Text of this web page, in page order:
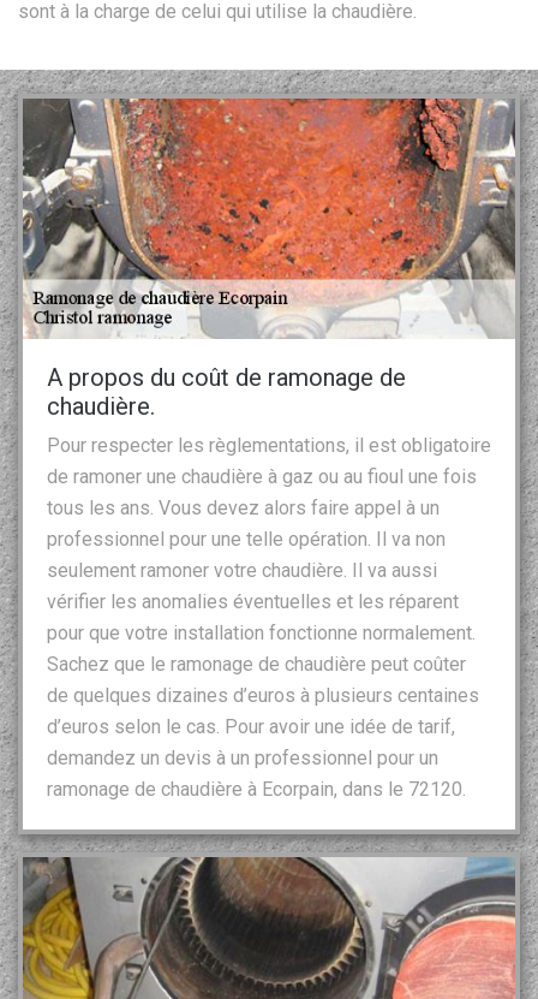
sont à la charge de celui qui utilise la chaudière.
A propos du coût de ramonage de
chaudière.
Pour respecter les règlementations, il est obligatoire
de ramoner une chaudière à gaz ou au fioul une fois
tous les ans. Vous devez alors faire appel à un
professionnel pour une telle opération. Il va non
seulement ramoner votre chaudière. Il va aussi
vérifier les anomalies éventuelles et les réparent
pour que votre installation fonctionne normalement.
Sachez que le ramonage de chaudière peut coûter
de quelques dizaines d’euros à plusieurs centaines
d’euros selon le cas. Pour avoir une idée de tarif,
demandez un devis à un professionnel pour un
ramonage de chaudière à Ecorpain, dans le 72120.